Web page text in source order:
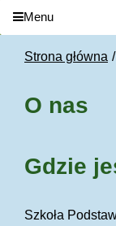
Menu
Strona główna
O nas
Gdzie
Szkoła